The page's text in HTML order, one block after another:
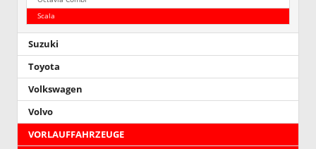
Scala
Suzuki
Toyota
Volkswagen
Volvo
VORLAUFFAHRZEUGE